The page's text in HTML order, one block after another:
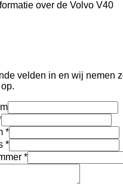
over de Volvo V40
velden in en wij nemen